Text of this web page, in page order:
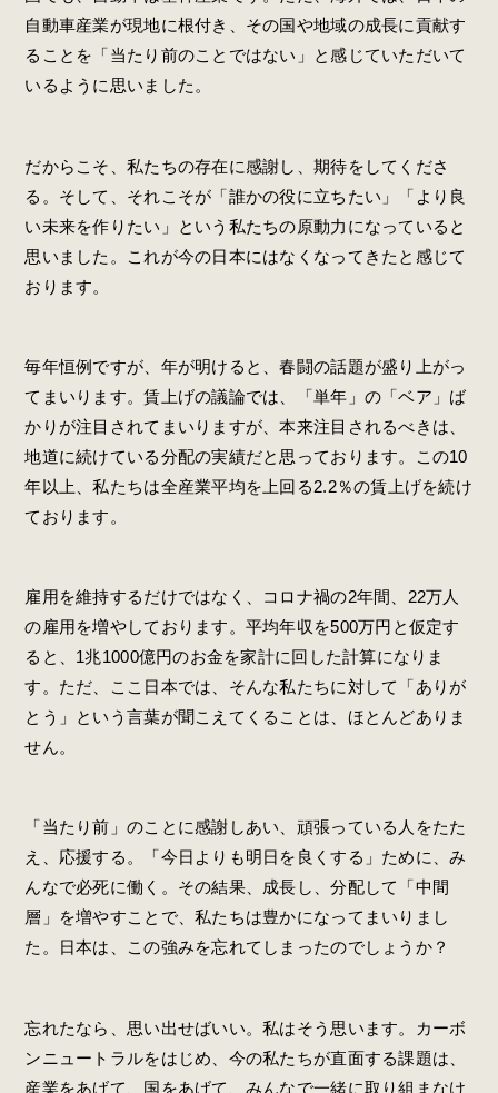
自動車産業が現地に根付き、その国や地域の成長に貢献す
ることを「当たり前のことではない」と感じていただいて
いるように思いました。
だからこそ、私たちの存在に感謝し、期待をしてくださ
る。そして、それこそが「誰かの役に立ちたい」「より良
い未来を作りたい」という私たちの原動力になっていると
思いました。これが今の日本にはなくなってきたと感じて
おります。
毎年恒例ですが、年が明けると、春闘の話題が盛り上がっ
てまいります。賃上げの議論では、「単年」の「ベア」ば
かりが注目されてまいりますが、本来注目されるべきは、
地道に続けている分配の実績だと思っております。この10
年以上、私たちは全産業平均を上回る2.2％の賃上げを続け
ております。
雇用を維持するだけではなく、コロナ禍の2年間、22万人
の雇用を増やしております。平均年収を500万円と仮定す
ると、1兆1000億円のお金を家計に回した計算になりま
す。ただ、ここ日本では、そんな私たちに対して「ありが
とう」という言葉が聞こえてくることは、ほとんどありま
せん。
「当たり前」のことに感謝しあい、頑張っている人をたた
え、応援する。「今日よりも明日を良くする」ために、み
んなで必死に働く。その結果、成長し、分配して「中間
層」を増やすことで、私たちは豊かになってまいりまし
た。日本は、この強みを忘れてしまったのでしょうか？
忘れたなら、思い出せばいい。私はそう思います。カーボ
ンニュートラルをはじめ、今の私たちが直面する課題は、
産業をあげて、国をあげて、みんなで一緒に取り組まなけ